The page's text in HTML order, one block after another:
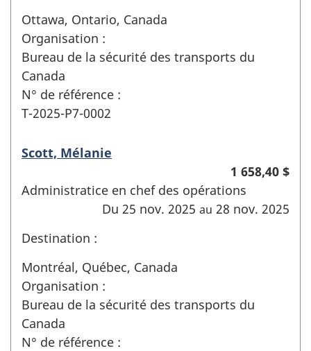
Ottawa, Ontario, Canada
Organisation :
Bureau de la sécurité des transports du
Canada
N° de référence :
T-2025-P7-0002
Scott, Mélanie
1 658,40 $
Administratice en chef des opérations
Du 25 nov. 2025 au 28 nov. 2025
Destination :
Montréal, Québec, Canada
Organisation :
Bureau de la sécurité des transports du
Canada
N° de référence :